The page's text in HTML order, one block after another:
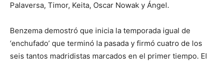
Palaversa, Timor, Keita, Oscar Nowak y Ángel.
Benzema demostró que inicia la temporada igual de
‘enchufado’ que terminó la pasada y firmó cuatro de los
seis tantos madridistas marcados en el primer tiempo. El